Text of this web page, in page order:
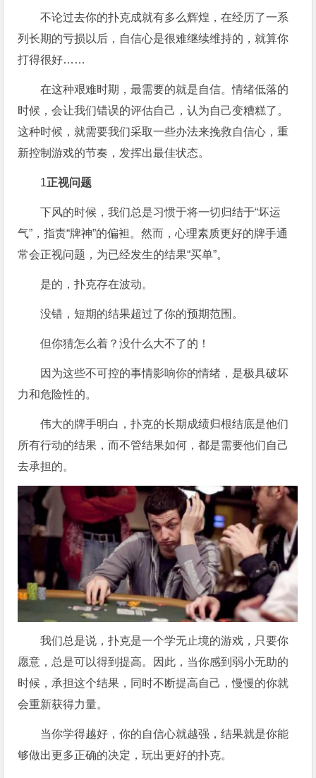
不论过去你的扑克成就有多么辉煌，在经历了一系
列长期的亏损以后，自信心是很难继续维持的，就算你
打得很好……
在这种艰难时期，最需要的就是自信。情绪低落的
时候，会让我们错误的评估自己，认为自己变糟糕了。
这种时候，就需要我们采取一些办法来挽救自信心，重
新控制游戏的节奏，发挥出最佳状态。
1正视问题
下风的时候，我们总是习惯于将一切归结于“坏运
气”，指责“牌神”的偏袒。然而，心理素质更好的牌手通
常会正视问题，为已经发生的结果“买单”。
是的，扑克存在波动。
没错，短期的结果超过了你的预期范围。
但你猜怎么着？没什么大不了的！
因为这些不可控的事情影响你的情绪，是极具破坏
力和危险性的。
伟大的牌手明白，扑克的长期成绩归根结底是他们
所有行动的结果，而不管结果如何，都是需要他们自己
去承担的。
我们总是说，扑克是一个学无止境的游戏，只要你
愿意，总是可以得到提高。因此，当你感到弱小无助的
时候，承担这个结果，同时不断提高自己，慢慢的你就
会重新获得力量。
当你学得越好，你的自信心就越强，结果就是你能
够做出更多正确的决定，玩出更好的扑克。